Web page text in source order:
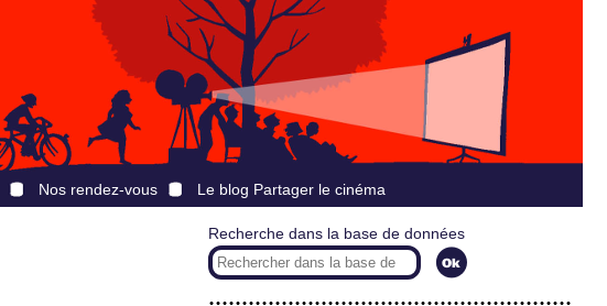
Nos rendez-vous Le blog Partager le cinéma
Recherche dans la base de données